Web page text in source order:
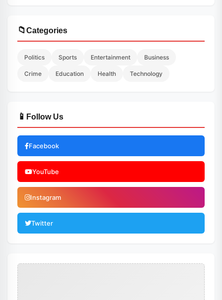
📁Categories
Politics Sports Entertainment Business
Crime Education Health Technology
📱 Follow Us
Facebook
YouTube
Instagram
Twitter